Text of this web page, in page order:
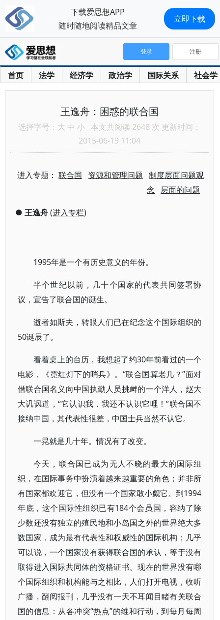
首页 法学 经济学 政治学 国际关系 社会学
登录 注册
王逸舟：困惑的联合国
选择字号： 大 中 小 本文共阅读 2648 次 更新时间：
2015-06-19 11:04
进入专题：联合国 资源和管理问题
制度层面问题观
念
层面的问题
● 王逸舟(进入专栏)
1995年是一个有历史意义的年份。
半个世纪以前，几十个国家的代表共同签署协
议，宣告了联合国的诞生。
逝者如斯夫，转眼人们已在纪念这个国际组织的
50诞辰了。
看着桌上的台历，我想起了约30年前看过的一个
电影，《霓红灯下的哨兵》。“联合国算老几？”面对
借联合国名义向中国执勤人员挑衅的一个洋人，赵大
大讥讽道，“它认识我，我还不认识它哩！”联合国不
接纳中国，其代表性很差，中国士兵当然不认它。
一晃就是几十年。情况有了改变。
今天，联合国已成为无人不晓的最大的国际组
织，在国际事务中扮演着越来越重要的角色；并非所
有国家都欢迎它，但没有一个国家敢小觑它。到1994
年底，这个国际性组织已有184个会员国，容纳了除
少数还没有独立的殖民地和小岛国之外的世界绝大多
数国家，成为最有代表性和权威性的国际机构；几乎
可以说，一个国家没有获得联合国的承认，等于没有
取得进入国际共同体的资格证书。现在的世界没有哪
个国际组织和机构能与之相比，人们打开电视，收听
广播，翻阅报刊，几乎没有一天不耳闻目睹有关联合
国的信息：从各冲突“热点”的维和行动，到每月每周
下载爱思想APP
随时随地阅读精品文章
立即下载